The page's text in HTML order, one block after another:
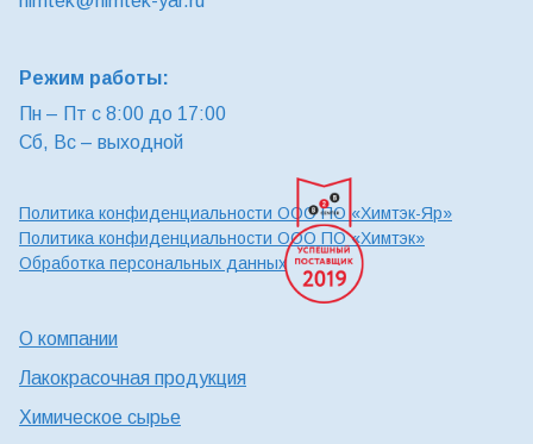
Режим работы:
Пн – Пт с 8:00 до 17:00
Сб, Вс – выходной
Политика конфиденциальности ООО ПО «Химтэк-Яр»
Политика конфиденциальности ООО ПО «Химтэк»
Обработка персональных данных
О компании
Лакокрасочная продукция
Химическое сырье